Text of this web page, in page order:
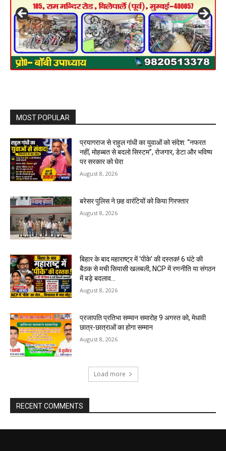
MOST POPULAR
प्रयागराज से राहुल गांधी का युवाओं को संदेश: “नफरत
नहीं, मोहब्बत से बदलो सिस्टम”, रोजगार, डेटा और भविष्य
पर सरकार को घेरा
August 8, 2026
बरेसर पुलिस ने छह वारंटियों को किया गिरफ्तार
August 8, 2026
बिहार के बाद महाराष्ट्र में ‘पीके’ की दस्तक! 6 घंटे की
बैठक से मची सियासी खलबली, NCP में रणनीति या संगठन
में बड़े बदलाव...
August 8, 2026
प्रजापति प्रतिभा सम्मान समारोह 9 अगस्त को, मेधावी
छात्र-छात्राओं का होगा सम्मान
August 8, 2026
Load more
RECENT COMMENTS